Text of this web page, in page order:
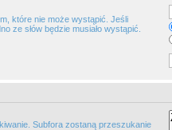
które nie może wystąpić. Jeśli
ze słów będzie musiało wystąpić.
Subfora zostaną przeszukanie